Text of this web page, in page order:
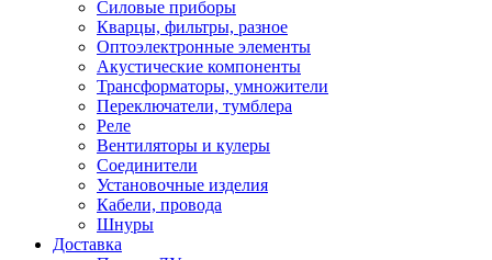
Силовые приборы
Кварцы, фильтры, разное
Оптоэлектронные элементы
Акустические компоненты
Трансформаторы, умножители
Переключатели, тумблера
Реле
Вентиляторы и кулеры
Соединители
Установочные изделия
Кабели, провода
Шнуры
Доставка